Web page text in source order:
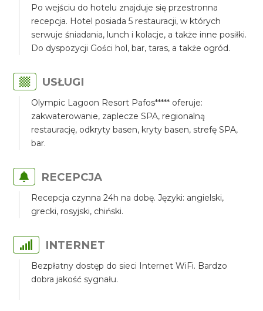
Po wejściu do hotelu znajduje się przestronna
recepcja. Hotel posiada 5 restauracji, w których
serwuje śniadania, lunch i kolacje, a także inne posiłki.
Do dyspozycji Gości hol, bar, taras, a także ogród.
USŁUGI
Olympic Lagoon Resort Pafos***** oferuje:
zakwaterowanie, zaplecze SPA, regionalną
restaurację, odkryty basen, kryty basen, strefę SPA,
bar.
RECEPCJA
Recepcja czynna 24h na dobę. Języki: angielski,
grecki, rosyjski, chiński.
INTERNET
Bezpłatny dostęp do sieci Internet WiFi. Bardzo
dobra jakość sygnału.